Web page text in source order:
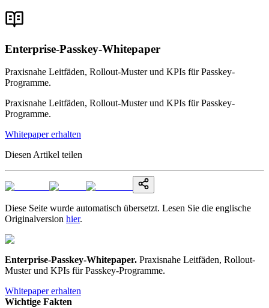
Enterprise-Passkey-Whitepaper
Praxisnahe Leitfäden, Rollout-Muster und KPIs für Passkey-
Programme.
Praxisnahe Leitfäden, Rollout-Muster und KPIs für Passkey-
Programme.
Whitepaper erhalten
Diesen Artikel teilen
Diese Seite wurde automatisch übersetzt. Lesen Sie die englische
Originalversion hier.
Enterprise-Passkey-Whitepaper. Praxisnahe Leitfäden, Rollout-
Muster und KPIs für Passkey-Programme.
Whitepaper erhalten
Wichtige Fakten